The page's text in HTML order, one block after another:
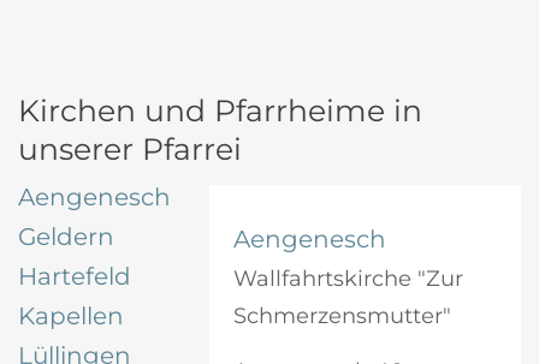
Kirchen und Pfarrheime in
unserer Pfarrei
Aengenesch
Geldern
Hartefeld
Kapellen
Lüllingen
Aengenesch
Wallfahrtskirche "Zur
Schmerzensmutter"